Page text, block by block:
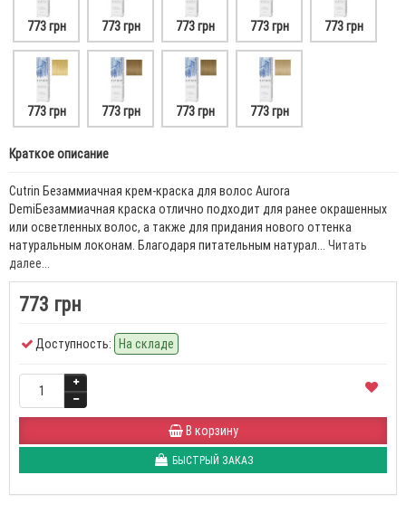
773 грн 773 грн 773 грн 773 грн 773 грн
773 грн 773 грн 773 грн 773 грн
Краткое описание
Cutrin Безаммиачная крем-краска для волос Aurora
DemiБезаммиачная краска отлично подходит для ранее окрашенных
или осветленных волос, а также для придания нового оттенка
натуральным локонам. Благодаря питательным натурал... Читать
далее...
773 грн
Доступность: На складе
В корзину
БЫСТРЫЙ ЗАКАЗ